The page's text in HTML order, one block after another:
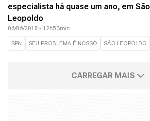
especialista há quase um ano, em São
Leopoldo
06/06/2018 - 12h53min
SPN SEU PROBLEMA É NOSSO SÃO LEOPOLDO
CARREGAR MAIS